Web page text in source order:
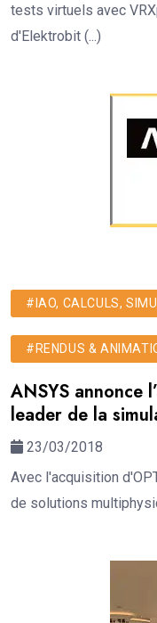
tests virtuels avec
d'Elektrobit (...)
#IAO, CALCULS,
#RENDUS &
ANSYS annonce
leader de la
23/03/2018
Avec l'acquisition
de solutions